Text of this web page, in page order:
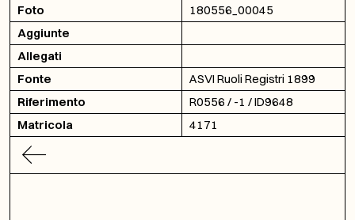
Foto
180556_00045
Aggiunte
Allegati
Fonte
ASVI Ruoli Registri 1899
Riferimento
R0556 / -1 / ID9648
Matricola
4171